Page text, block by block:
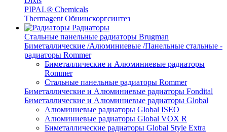
PIPAL® Chemicals
Thermagent Обнинскоргсинтез
Радиаторы
Стальные панельные радиаторы Brugman
Биметаллические /Алюминиевые /Панельные стальные -
радиаторы Rommer
Биметаллические и Алюминиевые радиаторы
Rommer
Стальные панельные радиаторы Rommer
Биметаллические и Алюминиевые радиаторы Fondital
Биметаллические и Алюминиевые радиаторы Global
Алюминиевые радиаторы Global ISEO
Алюминиевые радиаторы Global VOX R
Биметаллические радиаторы Global Style Extra